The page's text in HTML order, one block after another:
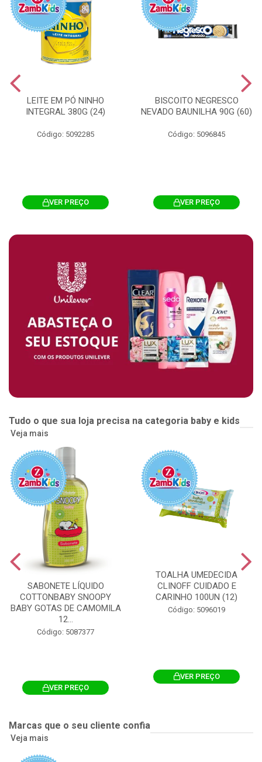
LEITE EM PÓ NINHO
INTEGRAL 380G (24)
Código: 5092285
VER PREÇO
BISCOITO NEGRESCO
NEVADO BAUNILHA 90G (60)
Código: 5096845
VER PREÇO
Tudo o que sua loja precisa na categoria baby e kids
Veja mais
SABONETE LÍQUIDO
COTTONBABY SNOOPY
BABY GOTAS DE CAMOMILA
12...
Código: 5087377
VER PREÇO
TOALHA UMEDECIDA
CLINOFF CUIDADO E
CARINHO 100UN (12)
Código: 5096019
VER PREÇO
Marcas que o seu cliente confia
Veja mais